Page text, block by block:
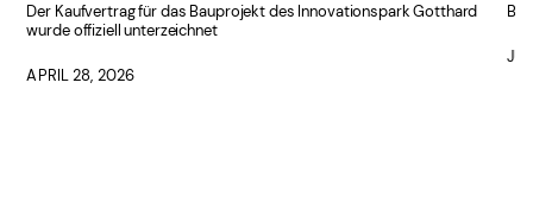
Der Kaufvertrag für das Bauprojekt des Innovationspark Gotthard
wurde offiziell unterzeichnet
APRIL 28, 2026